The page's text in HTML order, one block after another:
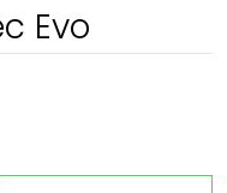
Evo